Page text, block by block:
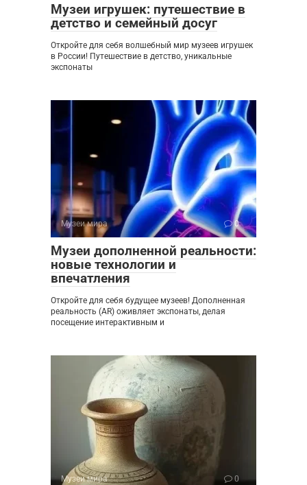
Музеи игрушек: путешествие в
детство и семейный досуг
Откройте для себя волшебный мир музеев игрушек
в России! Путешествие в детство, уникальные
экспонаты
Музеи мира 0
Музеи дополненной реальности:
новые технологии и
впечатления
Откройте для себя будущее музеев! Дополненная
реальность (AR) оживляет экспонаты, делая
посещение интерактивным и
Музеи мира 0